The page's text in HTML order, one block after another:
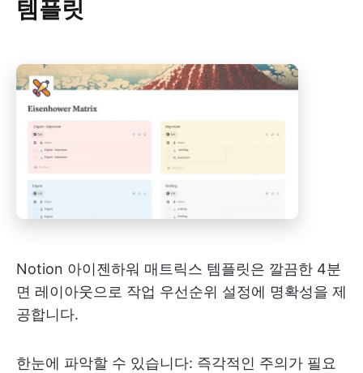
템플릿
Notion 아이젠하워 매트릭스 템플릿은 깔끔한 4분
면 레이아웃으로 작업 우선순위 설정에 명확성을 제
공합니다.
한눈에 파악할 수 있습니다: 즉각적인 주의가 필요